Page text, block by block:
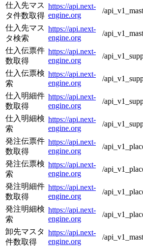
仕入先マス
タ件数取得
https://api.next-
engine.org
/
仕入先マス
タ検索
https://api.next-
engine.org
/
仕入伝票件
数取得
https://api.next-
engine.org
/
仕入伝票検
索
https://api.next-
engine.org
/
仕入明細件
数取得
https://api.next-
engine.org
/
仕入明細検
索
https://api.next-
engine.org
/
発注伝票件
数取得
https://api.next-
engine.org
/
発注伝票検
索
https://api.next-
engine.org
/
発注明細件
数取得
https://api.next-
engine.org
/
発注明細検
索
https://api.next-
engine.org
/
卸先マスタ
件数取得
https://api.next-
engine.org
/